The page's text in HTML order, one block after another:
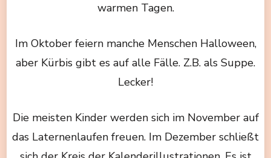
warmen Tagen.
Im Oktober feiern manche Menschen Halloween,
aber Kürbis gibt es auf alle Fälle. Z.B. als Suppe.
Lecker!
Die meisten Kinder werden sich im November auf
das Laternenlaufen freuen. Im Dezember schließt